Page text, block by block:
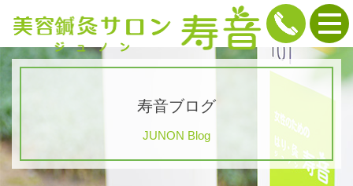
寿音ブログ
JUNON Blog